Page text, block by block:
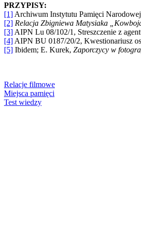
PRZYPISY:
[1] Archiwum Instytutu Pamięci
[2] Relacja Zbigniewa Matysiaka
[3] AIPN Lu 08/102/1, Streszczenie z
[4] AIPN BU 0187/20/2, Kwestionariusz
[5] Ibidem; E. Kurek, Zaporczycy w
Relacje filmowe
Miejsca pamięci
Test wiedzy